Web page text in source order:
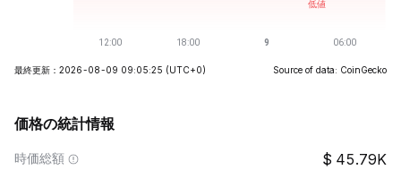
最終更新：2026-08-09 09:05:25 (UTC+0) Source of data: CoinGecko
価格の統計情報
時価総額 45.79K